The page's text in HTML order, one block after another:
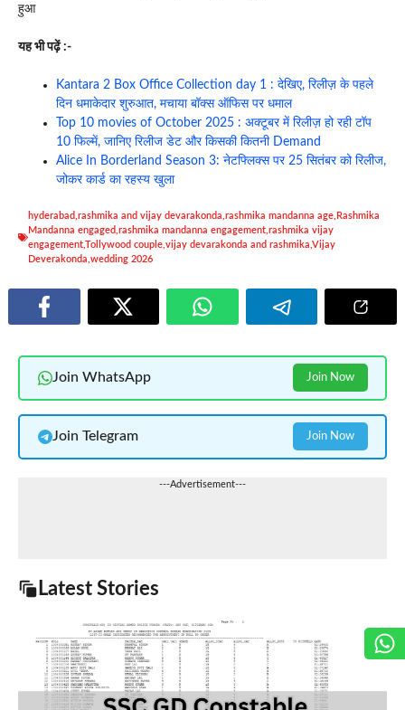
हुआ
यह भी पढ़ें :-
Kantara 2 Box Office Collection day 1 : देखिए, रिलीज़ के पहले
दिन धमाकेदार शुरुआत, मचाया बॉक्स ऑफिस पर धमाल
Top 10 movies of October 2025 : अक्टूबर में रिलीज़ हो रही टॉप
10 फिल्में, जानिए रिलीज डेट और किसकी कितनी Demand
Alice In Borderland Season 3: नेटफ्लिक्स पर 25 सितंबर को रिलीज,
जोकर कार्ड का रहस्य खुला
hyderabad rashmika and vijay devarakonda rashmika mandanna age Rashmika
Mandanna engaged rashmika mandanna engagement rashmika vijay
engagementTollywood couple vijay devarakonda and rashmika Vijay
Deverakonda wedding 2026
Join WhatsApp Join Now
Join Telegram Join Now
---Advertisement---
Latest Stories